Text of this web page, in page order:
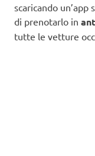
scaricando
di prenotarlo in
tutte le vetture